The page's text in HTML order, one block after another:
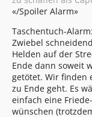
«/Spoiler Alarm»
Taschentuch-
Zwiebel
Helden auf der
Ende dann soweit
getötet. Wir finden
zu Ende geht. Es
einfach eine
wünschen